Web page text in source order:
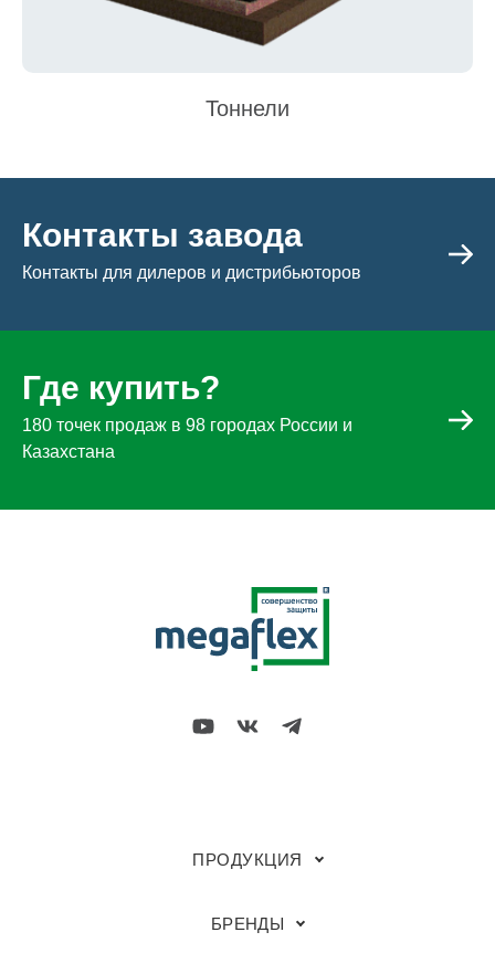
Тоннели
Контакты завода
Контакты для дилеров и дистрибьюторов
Где купить?
180 точек продаж в 98 городах России и
Казахстана
ПРОДУКЦИЯ
БРЕНДЫ